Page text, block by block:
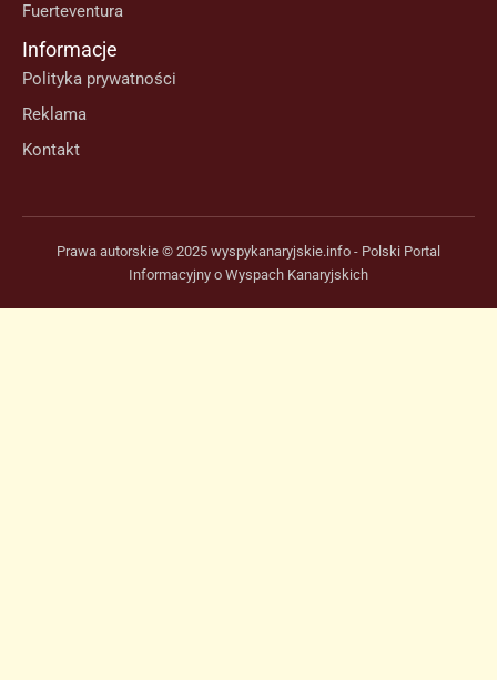
Fuerteventura
Informacje
Polityka prywatności
Reklama
Kontakt
Prawa autorskie © 2025 wyspykanaryjskie.info - Polski Portal
Informacyjny o Wyspach Kanaryjskich